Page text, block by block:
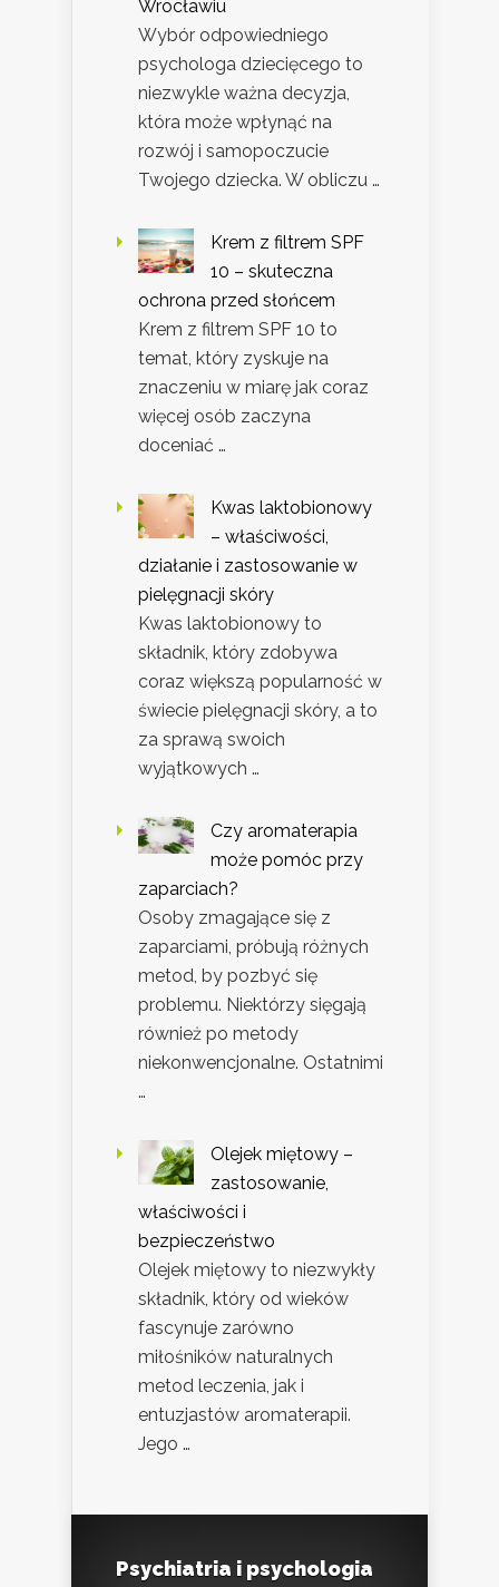
Wrocławiu
Wybór odpowiedniego
psychologa dziecięcego to
niezwykle ważna decyzja,
która może wpłynąć na
rozwój i samopoczucie
Twojego dziecka. W obliczu …
Krem z filtrem SPF
10 – skuteczna
ochrona przed słońcem
Krem z filtrem SPF 10 to
temat, który zyskuje na
znaczeniu w miarę jak coraz
więcej osób zaczyna
doceniać …
Kwas laktobionowy
– właściwości,
działanie i zastosowanie w
pielęgnacji skóry
Kwas laktobionowy to
składnik, który zdobywa
coraz większą popularność w
świecie pielęgnacji skóry, a to
za sprawą swoich
wyjątkowych …
Czy aromaterapia
może pomóc przy
zaparciach?
Osoby zmagające się z
zaparciami, próbują różnych
metod, by pozbyć się
problemu. Niektórzy sięgają
również po metody
niekonwencjonalne. Ostatnimi
…
Olejek miętowy –
zastosowanie,
właściwości i
bezpieczeństwo
Olejek miętowy to niezwykły
składnik, który od wieków
fascynuje zarówno
miłośników naturalnych
metod leczenia, jak i
entuzjastów aromaterapii.
Jego …
Psychiatria i psychologia